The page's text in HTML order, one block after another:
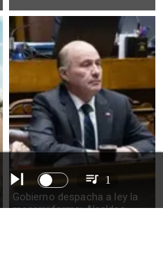
Gobierno despacha a ley la
megarreforma: Alcaldes
1